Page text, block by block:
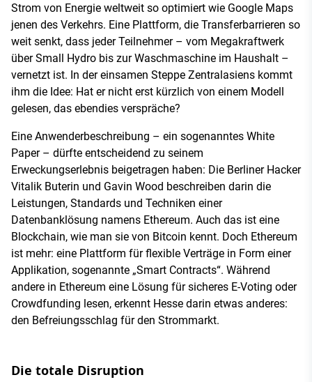
Strom von Energie weltweit so optimiert wie Google Maps
jenen des Verkehrs. Eine Plattform, die Transferbarrieren so
weit senkt, dass jeder Teilnehmer – vom Megakraftwerk
über Small Hydro bis zur Waschmaschine im Haushalt –
vernetzt ist. In der einsamen Steppe Zentralasiens kommt
ihm die Idee: Hat er nicht erst kürzlich von einem Modell
gelesen, das ebendies verspräche?
Eine Anwenderbeschreibung – ein sogenanntes White
Paper – dürfte entscheidend zu seinem
Erweckungserlebnis beigetragen haben: Die Berliner Hacker
Vitalik Buterin und Gavin Wood beschreiben darin die
Leistungen, Standards und Techniken einer
Datenbanklösung namens Ethereum. Auch das ist eine
Blockchain, wie man sie von Bitcoin kennt. Doch Ethereum
ist mehr: eine Plattform für flexible Verträge in Form einer
Applikation, sogenannte „Smart Contracts“. Während
andere in Ethereum eine Lösung für sicheres E-Voting oder
Crowdfunding lesen, erkennt Hesse darin etwas anderes:
den Befreiungsschlag für den Strommarkt.
Die totale Disruption